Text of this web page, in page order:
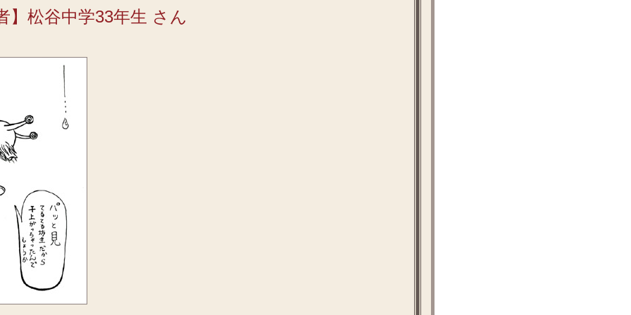
】松谷中学33年生 さん